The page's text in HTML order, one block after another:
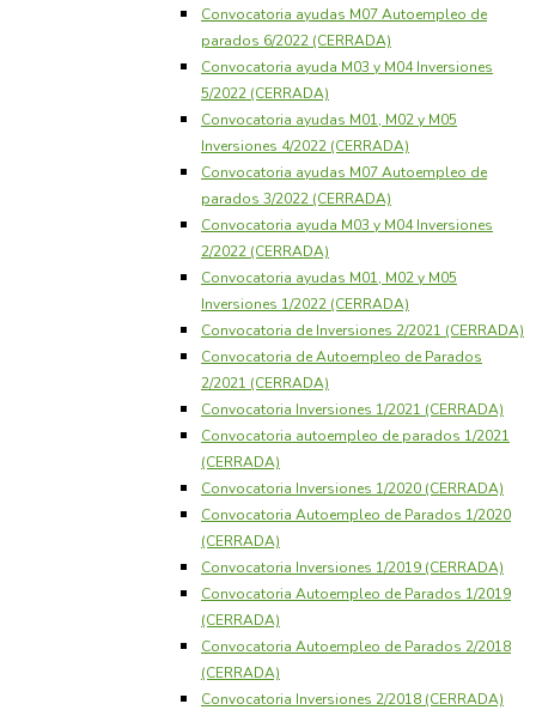
Convocatoria ayudas M07 Autoempleo de
parados 6/2022 (CERRADA)
Convocatoria ayuda M03 y M04 Inversiones
5/2022 (CERRADA)
Convocatoria ayudas M01, M02 y M05
Inversiones 4/2022 (CERRADA)
Convocatoria ayudas M07 Autoempleo de
parados 3/2022 (CERRADA)
Convocatoria ayuda M03 y M04 Inversiones
2/2022 (CERRADA)
Convocatoria ayudas M01, M02 y M05
Inversiones 1/2022 (CERRADA)
Convocatoria de Inversiones 2/2021 (CERRADA)
Convocatoria de Autoempleo de Parados
2/2021 (CERRADA)
Convocatoria Inversiones 1/2021 (CERRADA)
Convocatoria autoempleo de parados 1/2021
(CERRADA)
Convocatoria Inversiones 1/2020 (CERRADA)
Convocatoria Autoempleo de Parados 1/2020
(CERRADA)
Convocatoria Inversiones 1/2019 (CERRADA)
Convocatoria Autoempleo de Parados 1/2019
(CERRADA)
Convocatoria Autoempleo de Parados 2/2018
(CERRADA)
Convocatoria Inversiones 2/2018 (CERRADA)